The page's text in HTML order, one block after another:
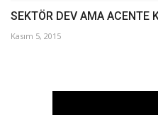
SEKTÖR DEV AMA ACENTE
Kasım 5, 2015